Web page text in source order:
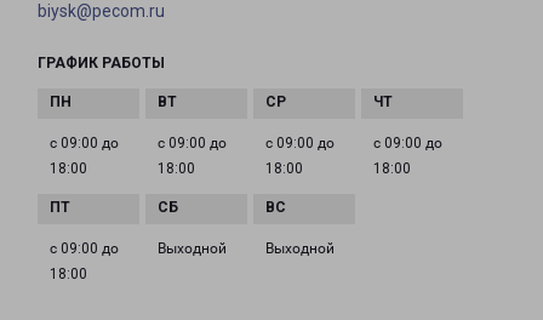
biysk@pecom.ru
ГРАФИК РАБОТЫ
с 09:00 до
18:00
с 09:00 до
18:00
с 09:00 до
18:00
с 09:00 до
18:00
с 09:00 до
18:00
Выходной Выходной